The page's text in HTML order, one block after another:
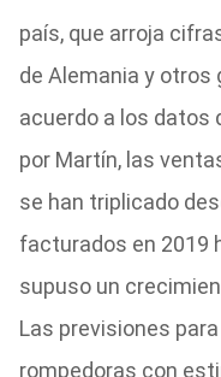
país, que arroja
de Alemania y otros
acuerdo a los datos
por Martín, las
se han triplicado
facturados en 2019
supuso un
Las previsiones
rompedoras con